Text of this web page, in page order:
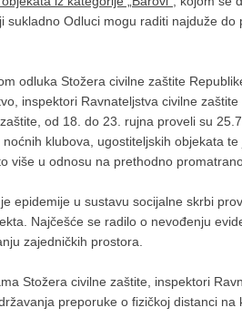
Odluci mogu raditi najduže do
odluka Stožera civilne zaštite
inspektori Ravnateljstva civilne
od 18. do 23. rujna proveli su
klubova, ugostiteljskih objekata te
više u odnosu na prethodno
epidemije u sustavu socijalne skrbi
Najčešće se radilo o nevođenju
zajedničkih prostora.
Stožera civilne zaštite, inspektori
preporuke o fizičkoj distanci na